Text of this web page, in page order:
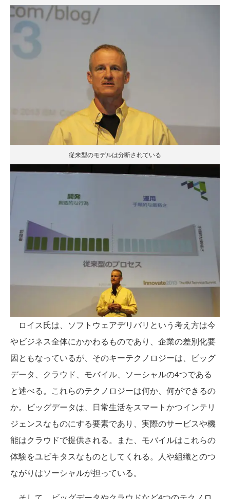
従来型のモデルは分断されている
ロイス氏は、ソフトウェアデリバリという考え方は今
やビジネス全体にかかわるものであり、企業の差別化要
因ともなっているが、そのキーテクノロジーは、ビッグ
データ、クラウド、モバイル、ソーシャルの4つである
と述べる。これらのテクノロジーは何か、何ができるの
か。ビッグデータは、日常生活をスマートかつインテリ
ジェンスなものにする要素であり、実際のサービスや機
能はクラウドで提供される。また、モバイルはこれらの
体験をユビキタスなものとしてくれる。人や組織とのつ
ながりはソーシャルが担っている。